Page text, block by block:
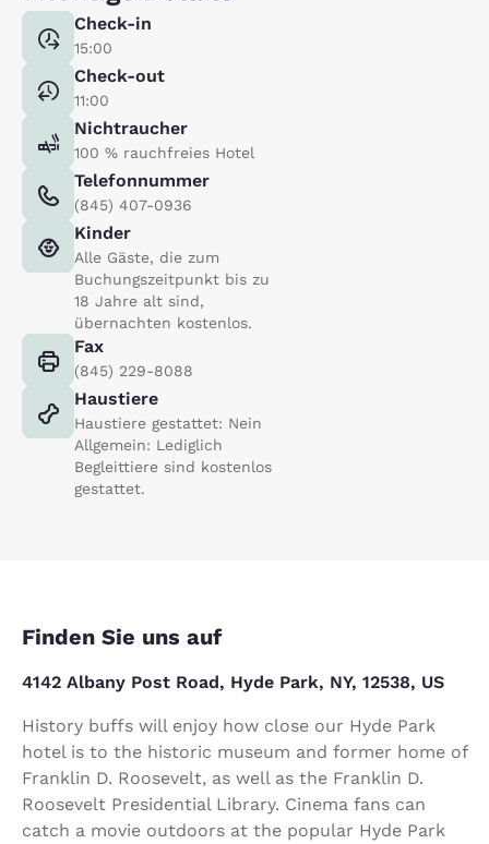
Check-in
15:00
Check-out
11:00
Nichtraucher
100 % rauchfreies Hotel
Telefonnummer
(845) 407-0936
Kinder
Alle Gäste, die zum
Buchungszeitpunkt bis zu
18 Jahre alt sind,
übernachten kostenlos.
Fax
(845) 229-8088
Haustiere
Haustiere gestattet: Nein
Allgemein: Lediglich
Begleittiere sind kostenlos
gestattet.
Finden Sie uns auf
4142 Albany Post Road, Hyde Park, NY, 12538, US
History buffs will enjoy how close our Hyde Park
hotel is to the historic museum and former home of
Franklin D. Roosevelt, as well as the Franklin D.
Roosevelt Presidential Library. Cinema fans can
catch a movie outdoors at the popular Hyde Park